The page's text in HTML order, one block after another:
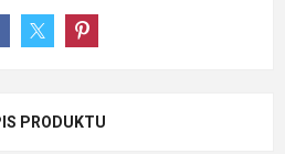
PRODUKTU